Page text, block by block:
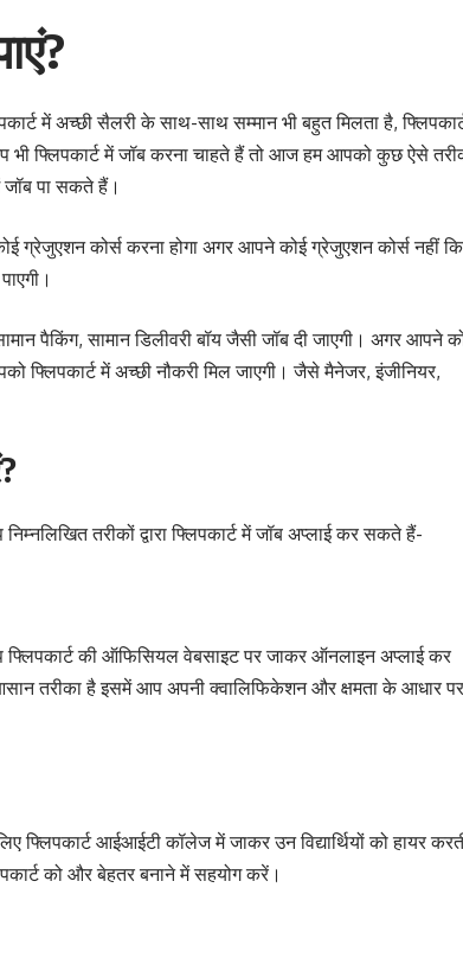
में अच्छी सैलरी के साथ-साथ सम्मान भी बहुत मिलता है,
भी फ्लिपकार्ट में जॉब करना चाहते हैं तो आज हम आपको कुछ ऐसे
जॉब पा सकते हैं।
ग्रेजुएशन कोर्स करना होगा अगर आपने कोई ग्रेजुएशन कोर्स नहीं
पैकिंग, सामान डिलीवरी बॉय जैसी जॉब दी जाएगी। अगर आपने
फ्लिपकार्ट में अच्छी नौकरी मिल जाएगी। जैसे मैनेजर, इंजीनियर,
तरीकों द्वारा फ्लिपकार्ट में जॉब अप्लाई कर सकते हैं-
फ्लिपकार्ट की ऑफिसियल वेबसाइट पर जाकर ऑनलाइन अप्लाई कर
तरीका है इसमें आप अपनी क्वालिफिकेशन और क्षमता के आधार पर
फ्लिपकार्ट आईआईटी कॉलेज में जाकर उन विद्यार्थियों को हायर
को और बेहतर बनाने में सहयोग करें।